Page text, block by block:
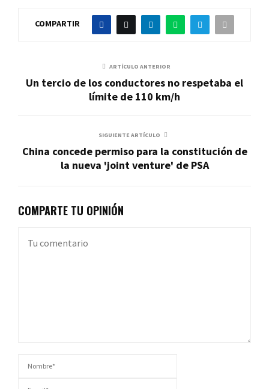
COMPARTIR
ARTÍCULO ANTERIOR
Un tercio de los conductores no respetaba el
límite de 110 km/h
SIGUIENTE ARTÍCULO
China concede permiso para la constitución de
la nueva 'joint venture' de PSA
COMPARTE TU OPINIÓN